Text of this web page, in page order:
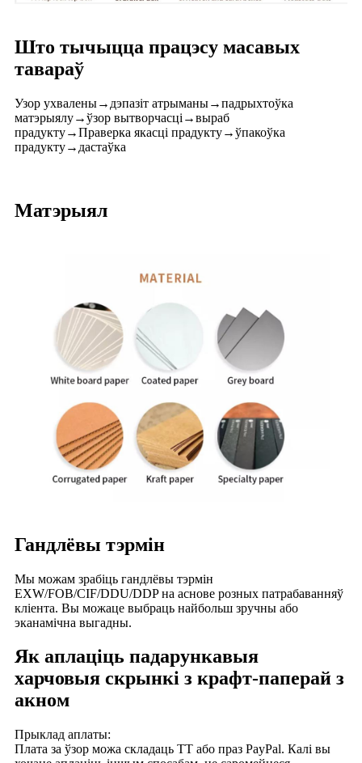
Што тычыцца працэсу масавых
тавараў
Узор ухвалены→дэпазіт атрыманы→падрыхтоўка
матэрыялу→ўзор вытворчасці→выраб
прадукту→Праверка якасці прадукту→ўпакоўка
прадукту→дастаўка
Матэрыял
Гандлёвы тэрмін
Мы можам зрабіць гандлёвы тэрмін
EXW/FOB/CIF/DDU/DDP на аснове розных патрабаванняў
кліента. Вы можаце выбраць найбольш зручны або
эканамічна выгадны.
Як аплаціць падарункавыя
харчовыя скрынкі з крафт-паперай з
акном
Прыклад аплаты:
Плата за ўзор можа складаць TT або праз PayPal. Калі вы